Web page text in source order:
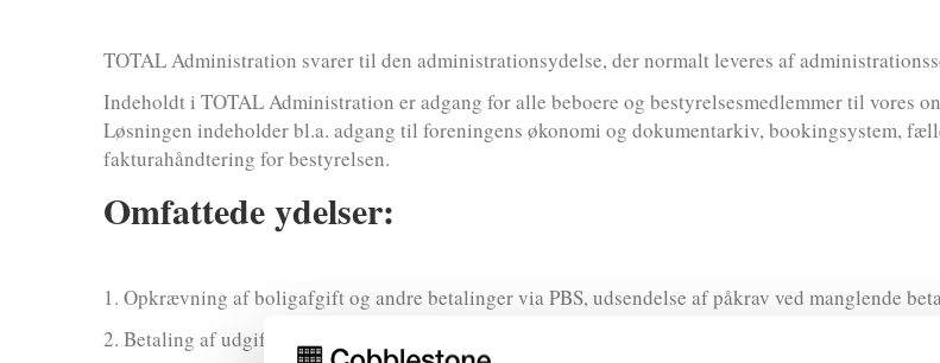
TOTAL Administration svarer til den administrationsydelse, der normalt leveres af
Indeholdt i TOTAL Administration er adgang for alle beboere og bestyrelsesmedlemmer til vores
Løsningen indeholder bl.a. adgang til foreningens økonomi og dokumentarkiv, bookingsystem,
fakturahåndtering for bestyrelsen.
Omfattede ydelser:
1. Opkrævning af boligafgift og andre betalinger via PBS, udsendelse af påkrav ved manglende
2. Betaling af udgifter, daglig bogføring af ind- og udbetalinger og opbevaring af bilag i 5 år.